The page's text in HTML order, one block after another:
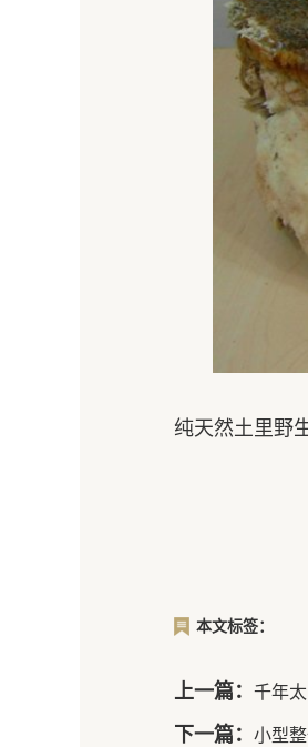
纯天然土里野
本文标签：
上一篇： 千年
下一篇： 小型